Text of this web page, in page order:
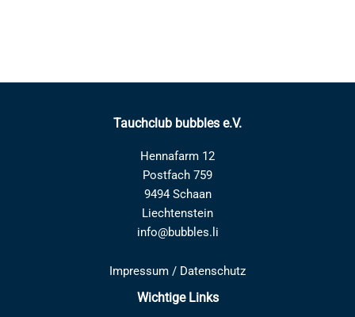
Tauchclub bubbles e.V.
Hennafarm 12
Postfach 759
9494 Schaan
Liechtenstein
info@bubbles.li
Impressum / Datenschutz
Wichtige Links